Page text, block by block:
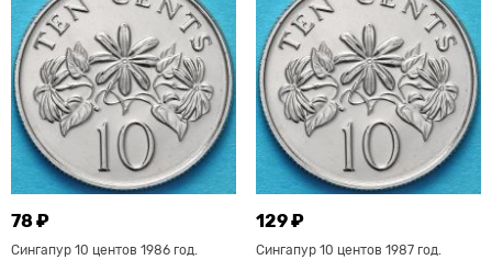
78 ₽
Сингапур 10 центов 1986 год.
129 ₽
Сингапур 10 центов 1987 год.